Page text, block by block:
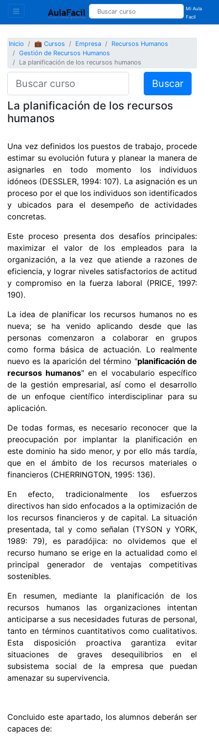
Mi Aula
Facil
Inicio 💼 Cursos Empresa
Recursos Humanos
Gestión de Recursos Humanos
La planificación de los recursos humanos
Buscar
La planificación de los recursos
humanos
Una vez definidos los puestos de trabajo, procede
estimar su evolución futura y planear la manera de
asignarles en todo momento los individuos
idóneos (DESSLER, 1994: 107). La asignación es un
proceso por el que los individuos son identificados
y ubicados para el desempeño de actividades
concretas.
Este proceso presenta dos desafíos principales:
maximizar el valor de los empleados para la
organización, a la vez que atiende a razones de
eficiencia, y lograr niveles satisfactorios de actitud
y compromiso en la fuerza laboral (PRICE, 1997:
190).
La idea de planificar los recursos humanos no es
nueva; se ha venido aplicando desde que las
personas comenzaron a colaborar en grupos
como forma básica de actuación. Lo realmente
nuevo es la aparición del término "planificación de
recursos humanos" en el vocabulario específico
de la gestión empresarial, así como el desarrollo
de un enfoque científico interdisciplinar para su
aplicación.
De todas formas, es necesario reconocer que la
preocupación por implantar la planificación en
este dominio ha sido menor, y por ello más tardía,
que en el ámbito de los recursos materiales o
financieros (CHERRINGTON, 1995: 136).
En efecto, tradicionalmente los esfuerzos
directivos han sido enfocados a la optimización de
los recursos financieros y de capital. La situación
presentada, tal y como señalan (TYSON y YORK,
1989: 79), es paradójica: no olvidemos que el
recurso humano se erige en la actualidad como el
principal generador de ventajas competitivas
sostenibles.
En resumen, mediante la planificación de los
recursos humanos las organizaciones intentan
anticiparse a sus necesidades futuras de personal,
tanto en términos cuantitativos como cualitativos.
Esta disposición proactiva garantiza evitar
situaciones de graves desequilibrios en el
subsistema social de la empresa que puedan
amenazar su supervivencia.
Concluido este apartado, los alumnos deberán ser
capaces de: